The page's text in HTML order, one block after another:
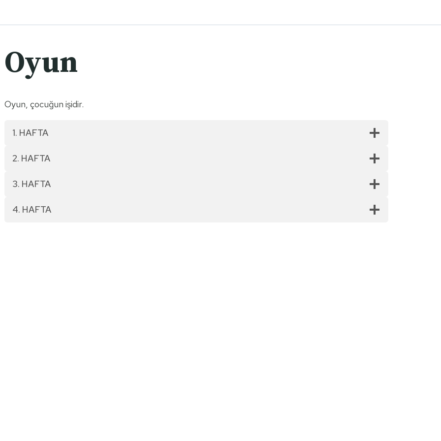
Oyun
Oyun, çocuğun işidir.
1. HAFTA
2. HAFTA
3. HAFTA
4. HAFTA